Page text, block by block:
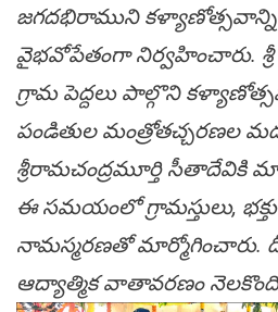
జ‌గ‌ద‌భిరాముని
వైభ‌వోపేతంగా నిర్వ‌హించారు.
గ్రామ పెద్ద‌లు పాల్గొని
పండితుల మంత్రోత‌చ్చ‌ర‌ణ‌ల
శ్రీ‌రామ‌చంద్రమూర్తి సీతాదేవికి
ఈ స‌మ‌యంలో గ్రామ‌స్తులు,
నామ‌స్మ‌ర‌ణ‌తో మార్మోగించారు.
ఆద్యాత్మిక వాతావ‌ర‌ణం